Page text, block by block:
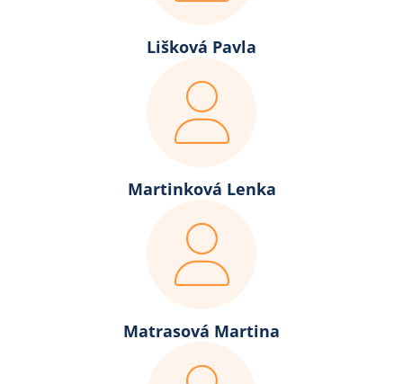
Lišková Pavla
Martinková Lenka
Matrasová Martina